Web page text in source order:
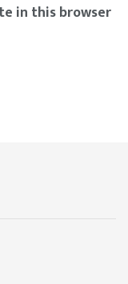
in this browser